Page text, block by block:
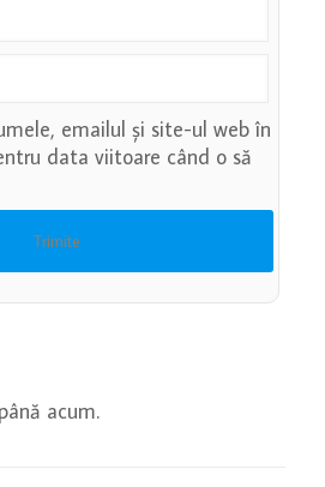
emailul și site-ul web în
data viitoare când o să
acum.